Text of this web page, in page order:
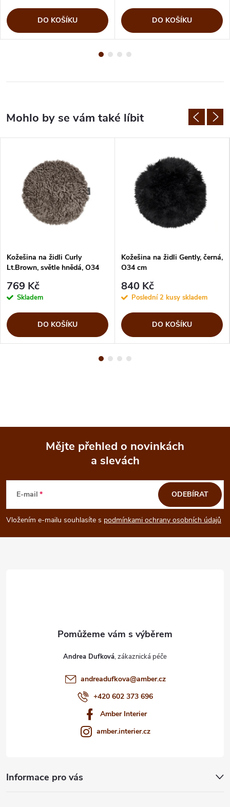
DO KOŠÍKU DO KOŠÍKU
Kožešina na židli Curly
Lt.Brown, světle hnědá, O34
769 Kč
Skladem
DO KOŠÍKU
Kožešina na židli Gently, černá,
O34 cm
840 Kč
Poslední 2 kusy skladem
DO KOŠÍKU
p
Mějte přehled o novinkách
a slevách
E-mail
Vložením e-mailu souhlasíte s podmínkami ochrany osobních údajů
ODEBÍRAT
Informace pro vás
Andrea Dufková
andreadufkova@amber.cz
+420 602 373 696
Amber Interier
amber.interier.cz